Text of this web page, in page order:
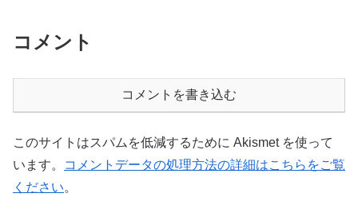
コメント
コメントを書き込む
このサイトはスパムを低減するために Akismet を使って
います。
コメントデータの処理方法の詳細はこちらをご覧
ください。